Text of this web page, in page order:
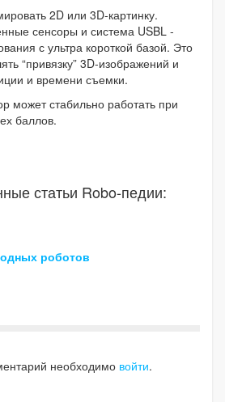
2D или 3D-картинку.
сенсоры и система USBL -
с ультра короткой базой. Это
“привязку” 3D-изображений и
и времени съемки.
может стабильно работать при
баллов.
статьи Robo-педии:
роботов
необходимо войти.